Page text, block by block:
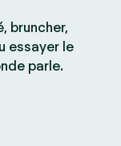
bruncher,
essayer le
parle.